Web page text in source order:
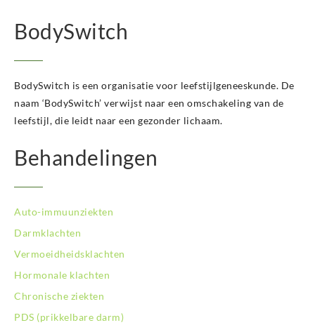
BodySwitch
BodySwitch is een organisatie voor leefstijlgeneeskunde. De
naam ‘BodySwitch’ verwijst naar een omschakeling van de
leefstijl, die leidt naar een gezonder lichaam.
Behandelingen
Auto-immuunziekten
Darmklachten
Vermoeidheidsklachten
Hormonale klachten
Chronische ziekten
PDS (prikkelbare darm)